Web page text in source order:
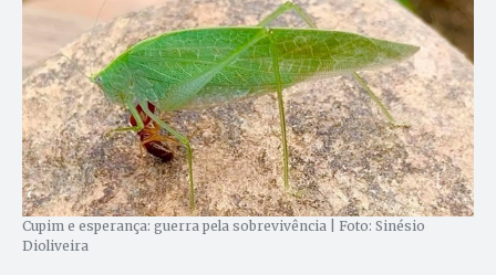
Cupim e esperança: guerra pela sobrevivência | Foto: Sinésio
Dioliveira